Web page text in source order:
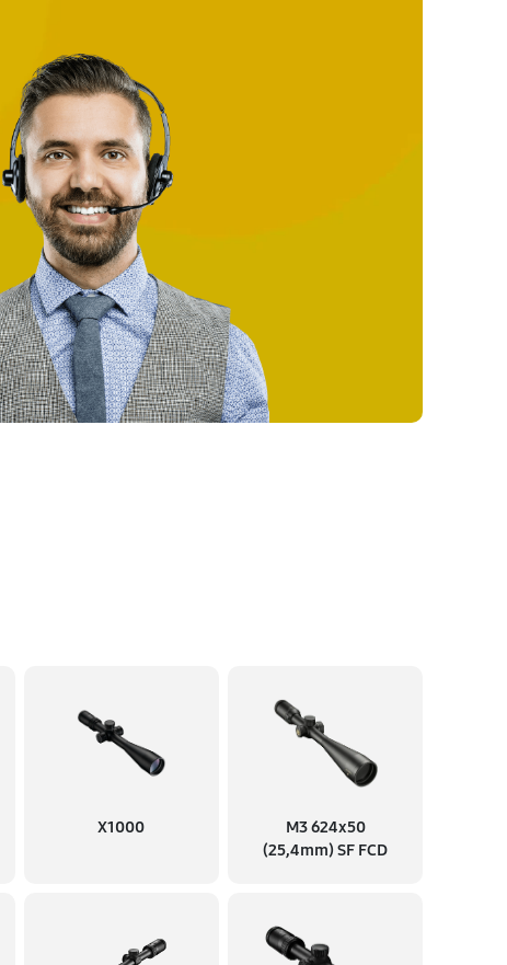
X1000
M3 624x50
(25,4mm) SF FCD